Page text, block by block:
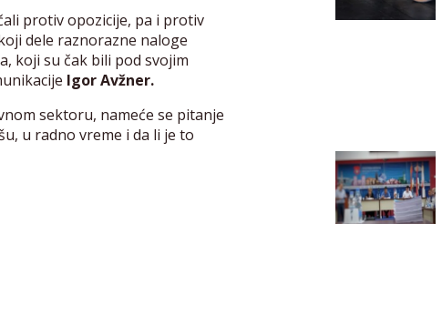
protiv opozicije, pa i protiv
dele raznorazne naloge
koji su čak bili pod svojim
Igor Avžner.
sektoru, nameće se pitanje
u radno vreme i da li je to